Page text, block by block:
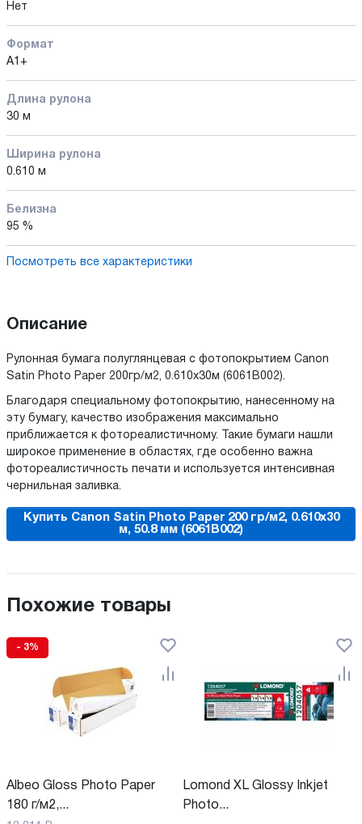
Нет
Формат
А1+
Длина рулона
30 м
Ширина рулона
0.610 м
Белизна
95 %
Посмотреть все характеристики
Описание
Рулонная бумага полуглянцевая с фотопокрытием Canon
Satin Photo Paper 200гр/м2, 0.610x30м (6061B002).
Благодаря специальному фотопокрытию, нанесенному на
эту бумагу, качество изображения максимально
приближается к фотореалистичному. Такие бумаги нашли
широкое применение в областях, где особенно важна
фотореалистичность печати и используется интенсивная
чернильная заливка.
Купить Canon Satin Photo Paper 200 гр/м2, 0.610x30
м, 50.8 мм (6061B002)
Похожие товары
- 3%
Albeo Gloss Photo Paper
180 г/м2,...
Lomond XL Glossy Inkjet
Photo...